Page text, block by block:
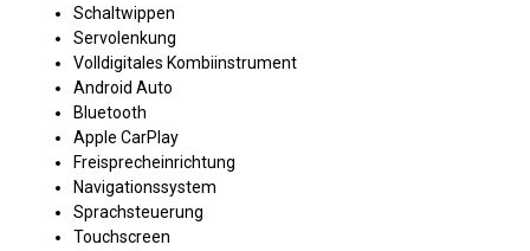
Schaltwippen
Servolenkung
Volldigitales Kombiinstrument
Android Auto
Bluetooth
Apple CarPlay
Freisprecheinrichtung
Navigationssystem
Sprachsteuerung
Touchscreen